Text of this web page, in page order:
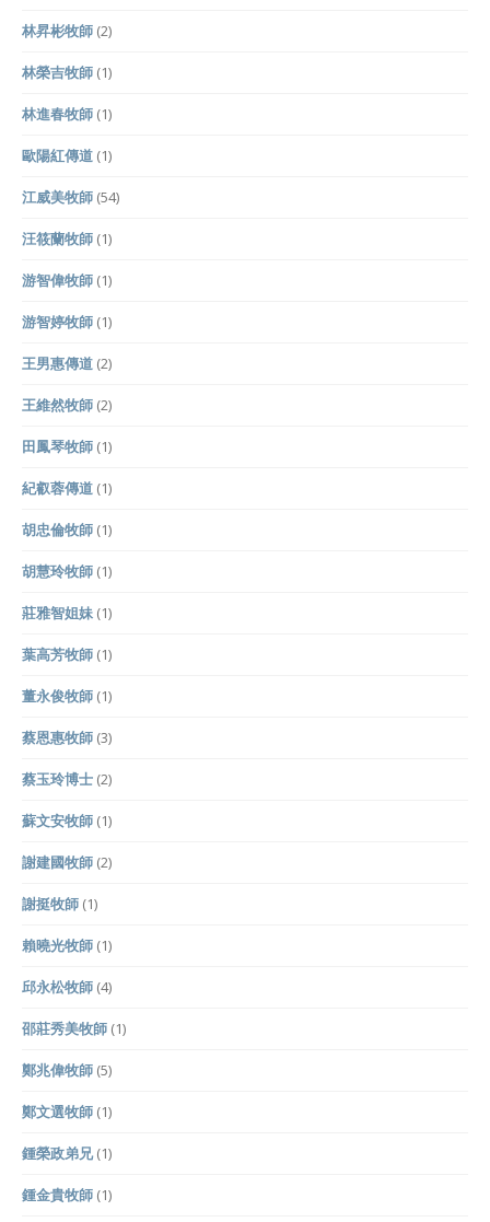
林昇彬牧師 (2)
林榮吉牧師 (1)
林進春牧師 (1)
歐陽紅傳道 (1)
江威美牧師 (54)
汪筱蘭牧師 (1)
游智偉牧師 (1)
游智婷牧師 (1)
王男惠傳道 (2)
王維然牧師 (2)
田鳳琴牧師 (1)
紀叡蓉傳道 (1)
胡忠倫牧師 (1)
胡慧玲牧師 (1)
莊雅智姐妹 (1)
葉高芳牧師 (1)
董永俊牧師 (1)
蔡恩惠牧師 (3)
蔡玉玲博士 (2)
蘇文安牧師 (1)
謝建國牧師 (2)
謝挺牧師 (1)
賴曉光牧師 (1)
邱永松牧師 (4)
邵莊秀美牧師 (1)
鄭兆偉牧師 (5)
鄭文選牧師 (1)
鍾榮政弟兄(1)
鍾金貴牧師 (1)